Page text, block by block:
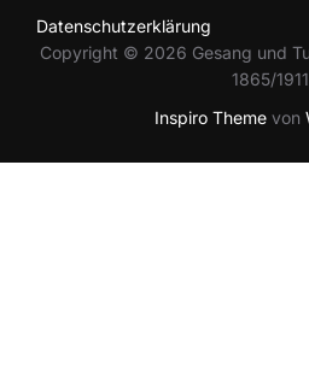
Datenschutzerklärung
Copyright © 2026 Gesang und
1865/1911
Inspiro Theme von